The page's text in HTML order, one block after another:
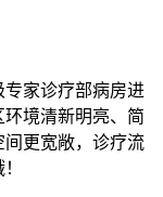
家诊疗部病房进
境清新明亮、简
更宽敞，诊疗流